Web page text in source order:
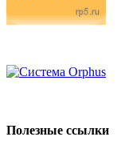
Полезные ссылки